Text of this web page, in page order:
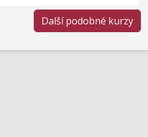
Další podobné kurzy